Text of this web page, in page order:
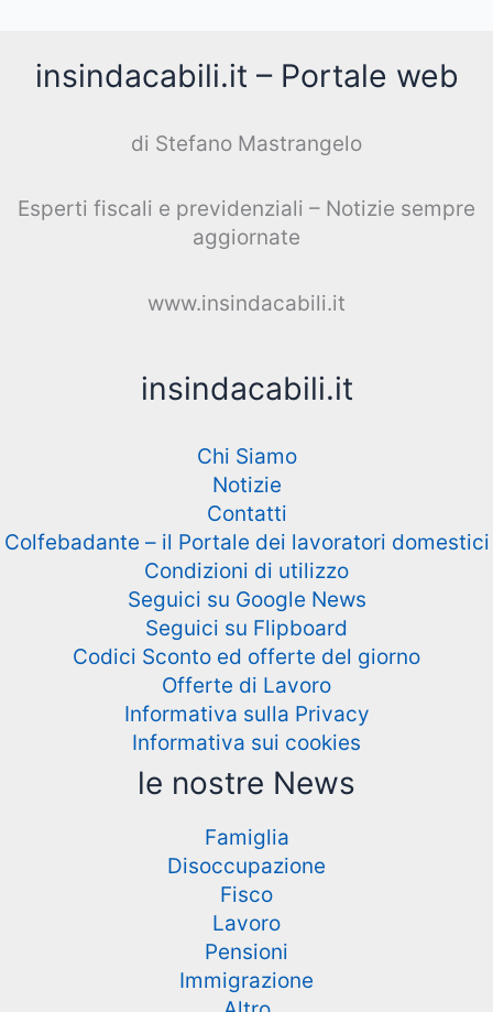
insindacabili.it – Portale web
di Stefano Mastrangelo
Esperti fiscali e previdenziali – Notizie sempre
aggiornate
www.insindacabili.it
insindacabili.it
Chi Siamo
Notizie
Contatti
Colfebadante – il Portale dei lavoratori domestici
Condizioni di utilizzo
Seguici su Google News
Seguici su Flipboard
Codici Sconto ed offerte del giorno
Offerte di Lavoro
Informativa sulla Privacy
Informativa sui cookies
le nostre News
Famiglia
Disoccupazione
Fisco
Lavoro
Pensioni
Immigrazione